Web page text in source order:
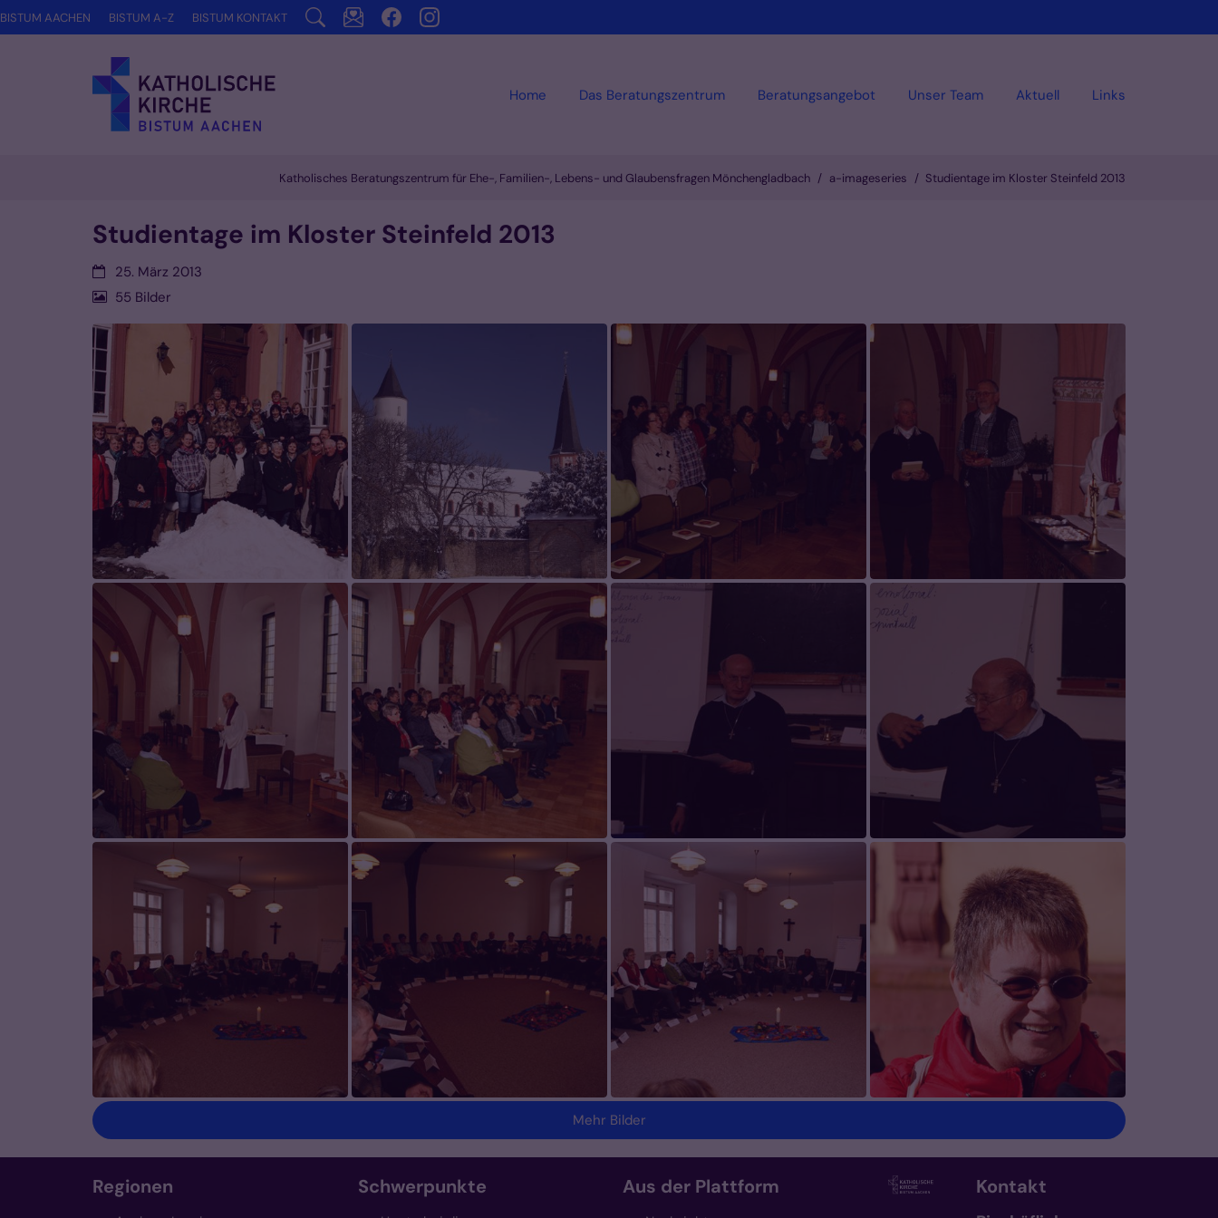
Zum Inhalt springen
Home Das Beratungszentrum Beratungsangebot Unser Team Aktuell Links
BISTUM AACHEN BISTUM A-Z BISTUM KONTAKT
Katholisches Beratungszentrum für Ehe-, Familien-, Lebens- und Glaubensfragen Mönchengladbach a-imageseries Studientage im Kloster Steinfeld 2013
Studientage im Kloster Steinfeld 2013
Datum:25. März 2013
55 Bilder
Mehr Bilder
Regionen Schwerpunkte Aus der Plattform Kontakt